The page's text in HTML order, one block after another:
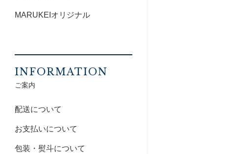
MARUKEIオリジナル
INFORMATION
ご案内
配送について
お支払いについて
包装・熨斗について